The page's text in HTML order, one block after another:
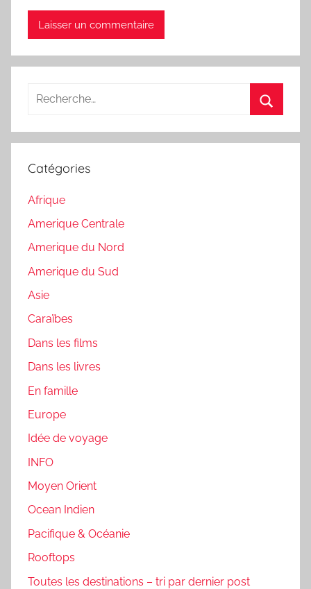
Recherche
:
Catégories
Afrique
Amerique Centrale
Amerique du Nord
Amerique du Sud
Asie
Caraïbes
Dans les films
Dans les livres
En famille
Europe
Idée de voyage
INFO
Moyen Orient
Ocean Indien
Pacifique & Océanie
Rooftops
Toutes les destinations – tri par dernier post